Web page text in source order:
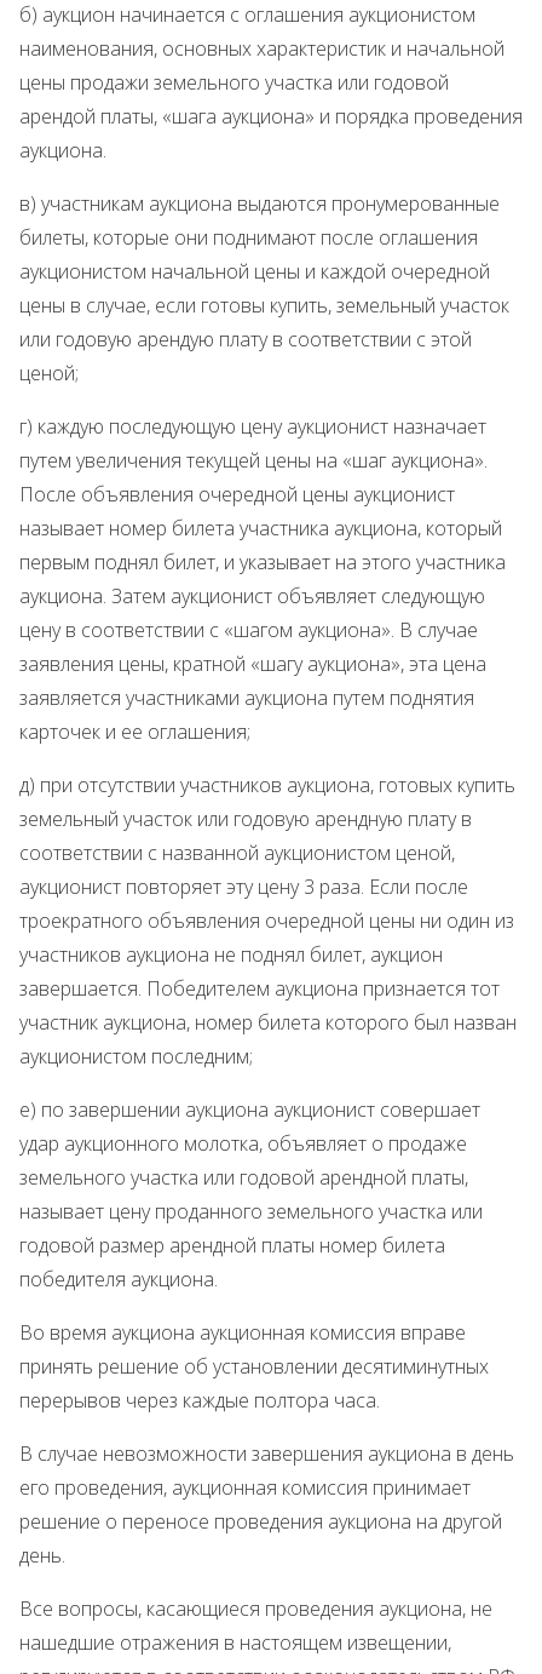
б) аукцион начинается с оглашения аукционистом
наименования, основных характеристик и начальной
цены продажи земельного участка или годовой
арендой платы, «шага аукциона» и порядка проведения
аукциона.
в) участникам аукциона выдаются пронумерованные
билеты, которые они поднимают после оглашения
аукционистом начальной цены и каждой очередной
цены в случае, если готовы купить, земельный участок
или годовую арендую плату в соответствии с этой
ценой;
г) каждую последующую цену аукционист назначает
путем увеличения текущей цены на «шаг аукциона».
После объявления очередной цены аукционист
называет номер билета участника аукциона, который
первым поднял билет, и указывает на этого участника
аукциона. Затем аукционист объявляет следующую
цену в соответствии с «шагом аукциона». В случае
заявления цены, кратной «шагу аукциона», эта цена
заявляется участниками аукциона путем поднятия
карточек и ее оглашения;
д) при отсутствии участников аукциона, готовых купить
земельный участок или годовую арендную плату в
соответствии с названной аукционистом ценой,
аукционист повторяет эту цену 3 раза. Если после
троекратного объявления очередной цены ни один из
участников аукциона не поднял билет, аукцион
завершается. Победителем аукциона признается тот
участник аукциона, номер билета которого был назван
аукционистом последним;
е) по завершении аукциона аукционист совершает
удар аукционного молотка, объявляет о продаже
земельного участка или годовой арендной платы,
называет цену проданного земельного участка или
годовой размер арендной платы номер билета
победителя аукциона.
Во время аукциона аукционная комиссия вправе
принять решение об установлении десятиминутных
перерывов через каждые полтора часа.
В случае невозможности завершения аукциона в день
его проведения, аукционная комиссия принимает
решение о переносе проведения аукциона на другой
день.
Все вопросы, касающиеся проведения аукциона, не
нашедшие отражения в настоящем извещении,